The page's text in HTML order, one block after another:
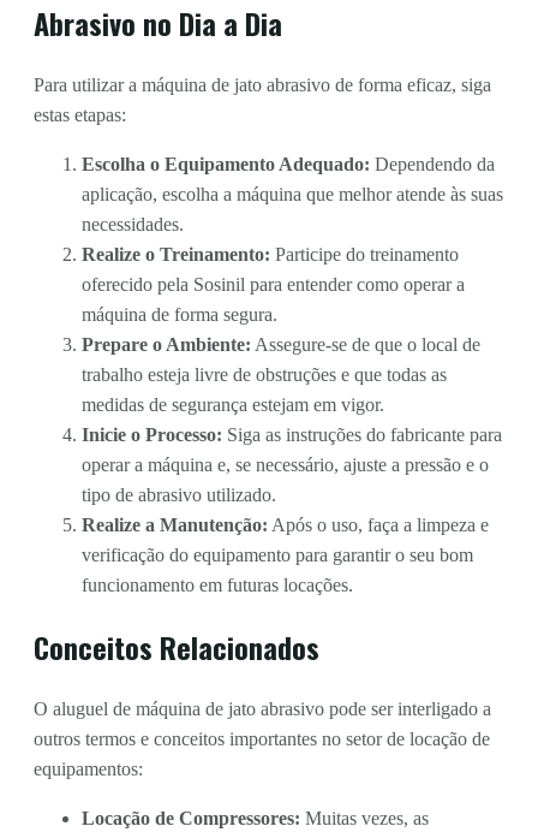
Abrasivo no Dia a Dia
Para utilizar a máquina de jato abrasivo de forma eficaz, siga
estas etapas:
Escolha o Equipamento Adequado: Dependendo da
aplicação, escolha a máquina que melhor atende às suas
necessidades.
Realize o Treinamento: Participe do treinamento
oferecido pela Sosinil para entender como operar a
máquina de forma segura.
Prepare o Ambiente: Assegure-se de que o local de
trabalho esteja livre de obstruções e que todas as
medidas de segurança estejam em vigor.
Inicie o Processo: Siga as instruções do fabricante para
operar a máquina e, se necessário, ajuste a pressão e o
tipo de abrasivo utilizado.
Realize a Manutenção: Após o uso, faça a limpeza e
verificação do equipamento para garantir o seu bom
funcionamento em futuras locações.
Conceitos Relacionados
O aluguel de máquina de jato abrasivo pode ser interligado a
outros termos e conceitos importantes no setor de locação de
equipamentos:
Locação de Compressores: Muitas vezes, as